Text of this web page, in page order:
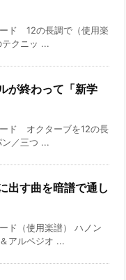
ド 12の長調で（使用楽
クニッ ...
が終わって「新学
ド オクターブを12の長
／三つ ...
出す曲を暗譜で通し
ド（使用楽譜） ハノン
アルペジオ ...